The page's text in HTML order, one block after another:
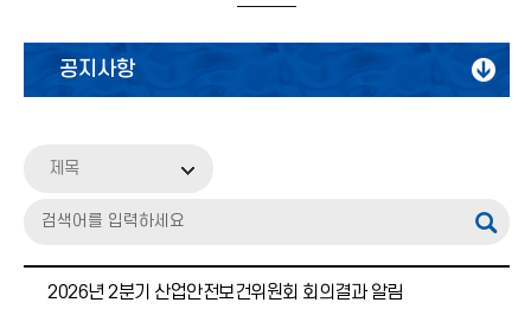
공지사항
비전 및 추진체계
안전보건경영방침
안전보건현황판
제목
2026년 2분기 산업안전보건위원회 회의결과 알림